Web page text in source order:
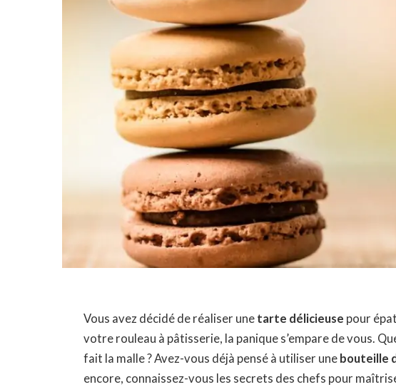
Vous avez décidé de réaliser une tarte délicieuse pour
votre rouleau à pâtisserie, la panique s’empare de vous.
fait la malle ? Avez-vous déjà pensé à utiliser une bouteille
encore, connaissez-vous les secrets des chefs pour